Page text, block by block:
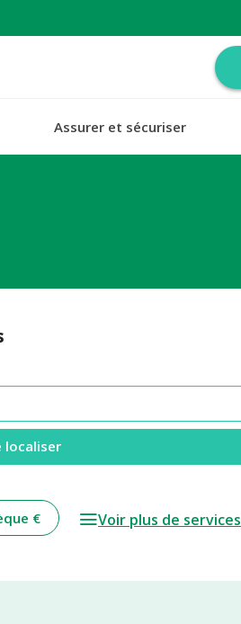
Assurer et sécuriser
localiser
€ Voir plus de services